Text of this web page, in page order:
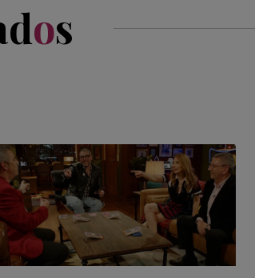
os